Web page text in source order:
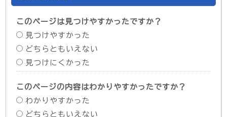
このページは見つけやすかったですか？
見つけやすかった
どちらともいえない
見つけにくかった
このページの内容はわかりやすかったですか？
わかりやすかった
どちらともいえない